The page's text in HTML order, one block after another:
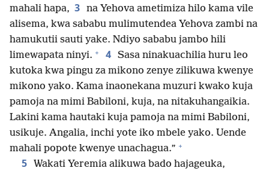
mahali hapa, 3 na Yehova ametimiza hilo kama vile
alisema, kwa sababu mulimutendea Yehova zambi na
hamukutii sauti yake. Ndiyo sababu jambo hili
limewapata ninyi. + 4 Sasa ninakuachilia huru leo
kutoka kwa pingu za mikono zenye zilikuwa kwenye
mikono yako. Kama inaonekana muzuri kwako kuja
pamoja na mimi Babiloni, kuja, na nitakuhangaikia.
Lakini kama hautaki kuja pamoja na mimi Babiloni,
usikuje. Angalia, inchi yote iko mbele yako. Uende
mahali popote kwenye unachagua.” +
5 Wakati Yeremia alikuwa bado hajageuka,